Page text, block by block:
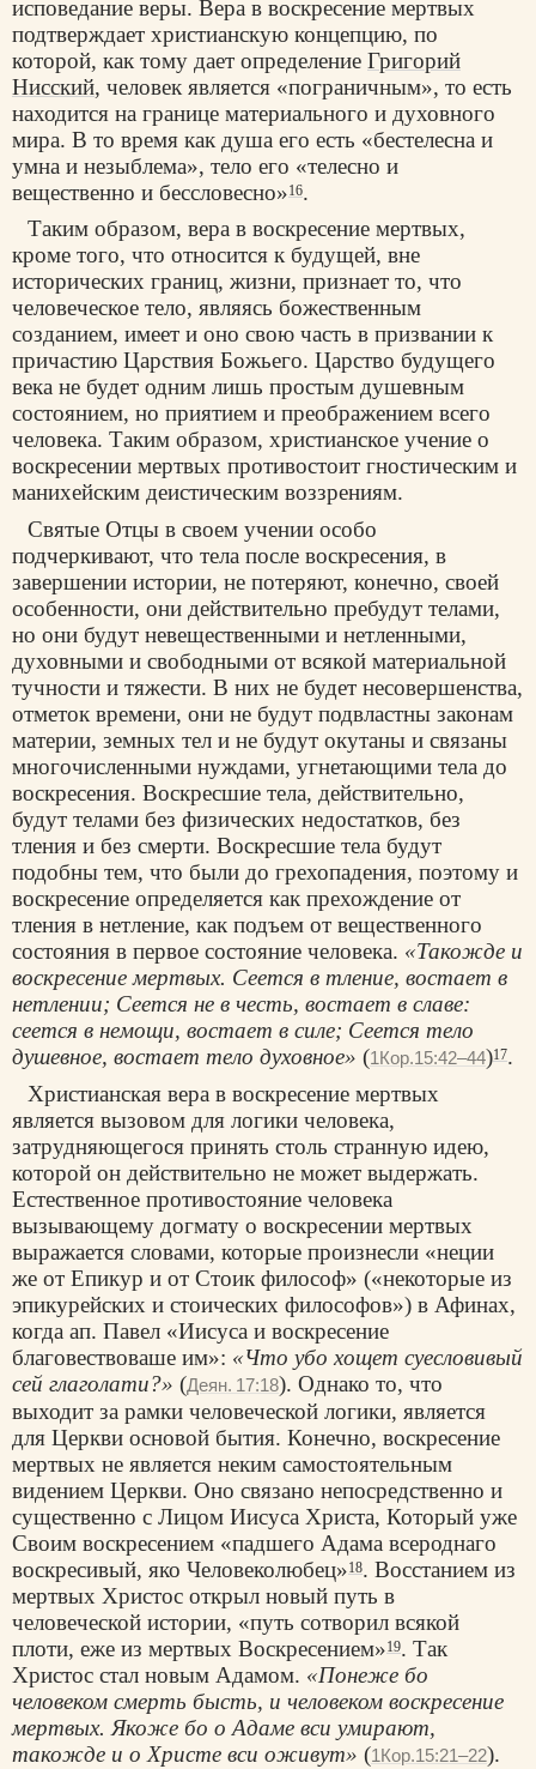
исповедание веры. Вера в воскресение мертвых
подтверждает христианскую концепцию, по
которой, как тому дает определение Григорий
Нисский, человек является «пограничным», то есть
находится на границе материального и духовного
мира. В то время как душа его есть «бестелесна и
умна и незыблема», тело его «телесно и
вещественно и бессловесно»16.
Таким образом, вера в воскресение мертвых,
кроме того, что относится к будущей, вне
исторических границ, жизни, признает то, что
человеческое тело, являясь божественным
созданием, имеет и оно свою часть в призвании к
причастию Царствия Божьего. Царство будущего
века не будет одним лишь простым душевным
состоянием, но приятием и преображением всего
человека. Таким образом, христианское учение о
воскресении мертвых противостоит гностическим и
манихейским деистическим воззрениям.
Святые Отцы в своем учении особо
подчеркивают, что тела после воскресения, в
завершении истории, не потеряют, конечно, своей
особенности, они действительно пребудут телами,
но они будут невещественными и нетленными,
духовными и свободными от всякой материальной
тучности и тяжести. В них не будет несовершенства,
отметок времени, они не будут подвластны законам
материи, земных тел и не будут окутаны и связаны
многочисленными нуждами, угнетающими тела до
воскресения. Воскресшие тела, действительно,
будут телами без физических недостатков, без
тления и без смерти. Воскресшие тела будут
подобны тем, что были до грехопадения, поэтому и
воскресение определяется как прехождение от
тления в нетление, как подъем от вещественного
состояния в первое состояние человека. «Такожде и
воскресение мертвых. Сеется в тление, востает в
нетлении; Сеется не в честь, востает в славе:
сеется в немощи, востает в силе; Сеется тело
душевное, востает тело духовное» (1Кор.15:42–44)17.
Христианская вера в воскресение мертвых
является вызовом для логики человека,
затрудняющегося принять столь странную идею,
которой он действительно не может выдержать.
Естественное противостояние человека
вызывающему догмату о воскресении мертвых
выражается словами, которые произнесли «неции
же от Епикур и от Стоик философ» («некоторые из
эпикурейских и стоических философов») в Афинах,
когда ап. Павел «Иисуса и воскресение
благовествоваше им»: «Что убо хощет суесловивый
сей глаголати?» (Деян. 17:18). Однако то, что
выходит за рамки человеческой логики, является
для Церкви основой бытия. Конечно, воскресение
мертвых не является неким самостоятельным
видением Церкви. Оно связано непосредственно и
существенно с Лицом Иисуса Христа, Который уже
Своим воскресением «падшего Адама всероднаго
воскресивый, яко Человеколюбец»18. Восстанием из
мертвых Христос открыл новый путь в
человеческой истории, «путь сотворил всякой
плоти, еже из мертвых Воскресением»19. Так
Христос стал новым Адамом. «Понеже бо
человеком смерть бысть, и человеком воскресение
мертвых. Якоже бо о Адаме вси умирают,
такожде и о Христе вси оживут» (1Кор.15:21–22).